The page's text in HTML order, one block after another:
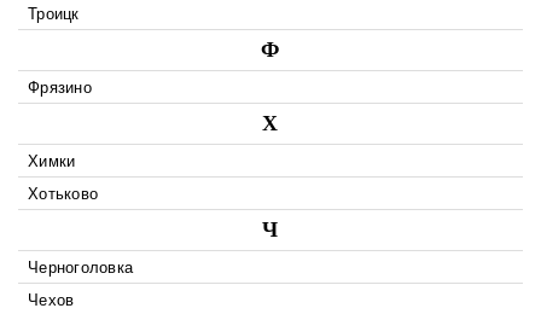
Троицк
Ф
Фрязино
Х
Химки
Хотьково
Ч
Черноголовка
Чехов